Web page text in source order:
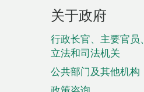
页
脚
菜
单
关于政府
行政长官、主要官员、
立法和司法机关
公共部门及其他机构